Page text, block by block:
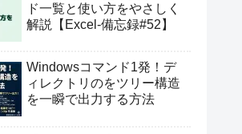
ド一覧と使い方をやさしく
解説【Excel-備忘録#52】
Windowsコマンド1発！デ
ィレクトリのをツリー構造
を一瞬で出力する方法